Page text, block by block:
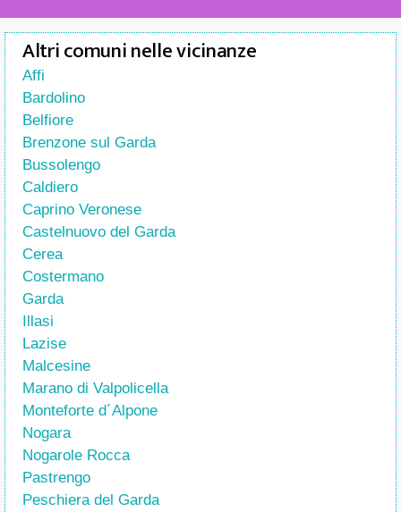
Altri comuni nelle vicinanze
Affi
Bardolino
Belfiore
Brenzone sul Garda
Bussolengo
Caldiero
Caprino Veronese
Castelnuovo del Garda
Cerea
Costermano
Garda
Illasi
Lazise
Malcesine
Marano di Valpolicella
Monteforte d´Alpone
Nogara
Nogarole Rocca
Pastrengo
Peschiera del Garda